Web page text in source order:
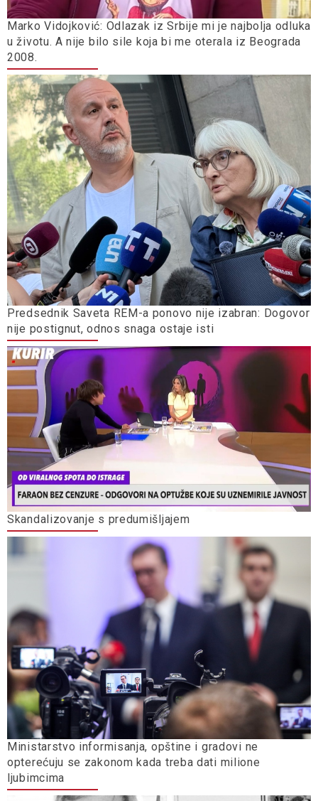
Marko Vidojković: Odlazak iz Srbije mi je najbolja odluka
u životu. A nije bilo sile koja bi me oterala iz Beograda
2008.
Predsednik Saveta REM-a ponovo nije izabran: Dogovor
nije postignut, odnos snaga ostaje isti
Skandalizovanje s predumišljajem
Ministarstvo informisanja, opštine i gradovi ne
opterećuju se zakonom kada treba dati milione
ljubimcima